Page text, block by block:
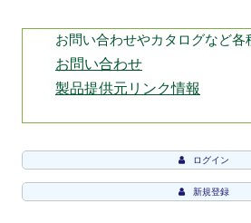
お問い合わせやカタログなど各
お問い合わせ
製品提供元リンク情報
ログイン
新規登録